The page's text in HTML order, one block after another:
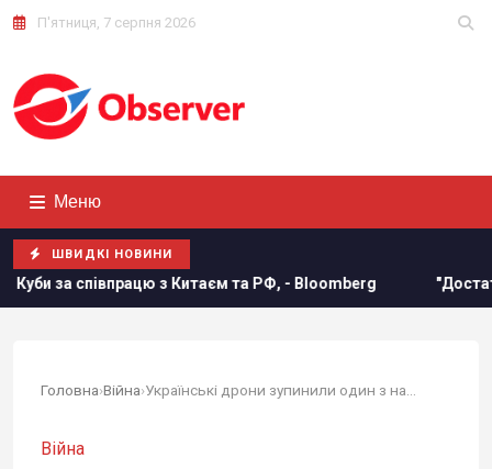
П'ятниця, 7 серпня 2026
Меню
ШВИДКІ НОВИНИ
з Китаєм та РФ, - Bloomberg "Достатньо, щоб вижити,
Головна›Війна›
Війна